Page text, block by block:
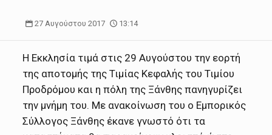
27 Αυγούστου 2017 13:14
Η Εκκλησία τιμά στις 29 Αυγούστου την εορτή
της αποτομής της Τιμίας Κεφαλής του Τιμίου
Προδρόμου και η πόλη της Ξάνθης πανηγυρίζει
την μνήμη του. Με ανακοίνωση του ο Εμπορικός
Σύλλογος Ξάνθης έκανε γνωστό ότι τα